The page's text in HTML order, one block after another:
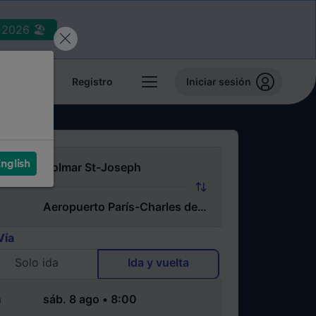
2026 🏖️
Registro Iniciar sesión
Solo ida
Ida y vuelta